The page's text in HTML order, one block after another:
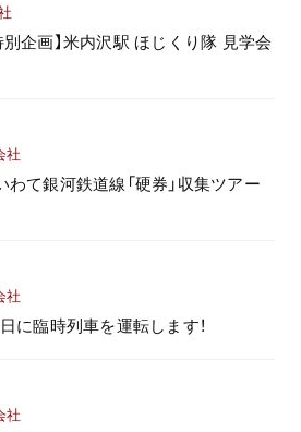
別企画】米内沢駅 ほじくり隊 見学会
社
て銀河鉄道線「硬券」収集ツアー
社
に臨時列車を運転します！
社